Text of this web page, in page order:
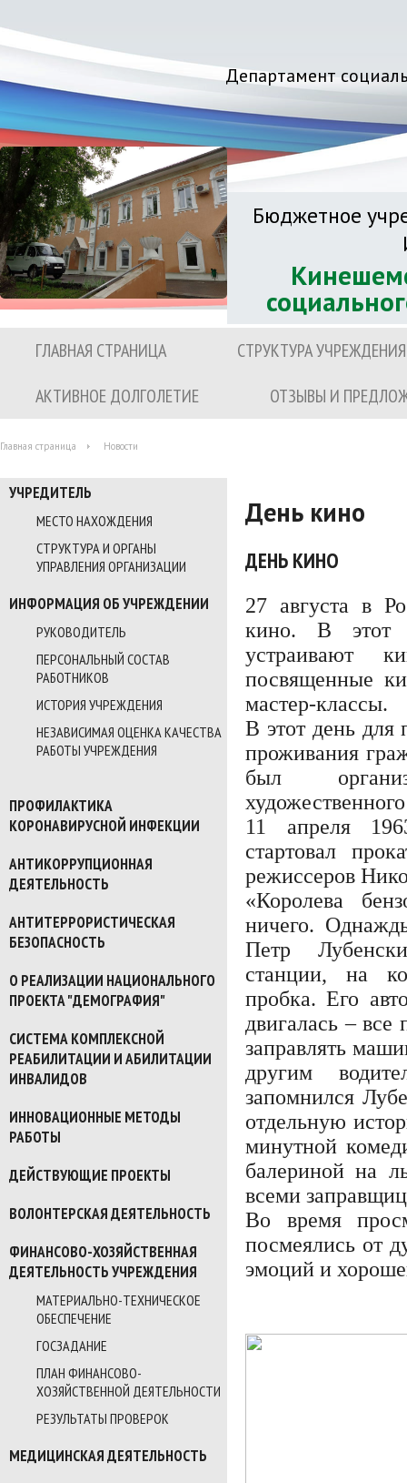
Департамент
Бюджетное
ГЛАВНАЯ СТРАНИЦА
СТРУКТУРА УЧРЕЖДЕНИЯ
АКТИВНОЕ ДОЛГОЛЕТИЕ
ОТЗЫВЫ И
Главная страница Новости
УЧРЕДИТЕЛЬ
МЕСТО НАХОЖДЕНИЯ
СТРУКТУРА И ОРГАНЫ
УПРАВЛЕНИЯ ОРГАНИЗАЦИИ
ИНФОРМАЦИЯ ОБ УЧРЕЖДЕНИИ
РУКОВОДИТЕЛЬ
ПЕРСОНАЛЬНЫЙ СОСТАВ
РАБОТНИКОВ
ИСТОРИЯ УЧРЕЖДЕНИЯ
НЕЗАВИСИМАЯ ОЦЕНКА КАЧЕСТВА
РАБОТЫ УЧРЕЖДЕНИЯ
ПРОФИЛАКТИКА
КОРОНАВИРУСНОЙ ИНФЕКЦИИ
АНТИКОРРУПЦИОННАЯ
ДЕЯТЕЛЬНОСТЬ
АНТИТЕРРОРИСТИЧЕСКАЯ
БЕЗОПАСНОСТЬ
О РЕАЛИЗАЦИИ НАЦИОНАЛЬНОГО
ПРОЕКТА "ДЕМОГРАФИЯ"
СИСТЕМА КОМПЛЕКСНОЙ
РЕАБИЛИТАЦИИ И АБИЛИТАЦИИ
ИНВАЛИДОВ
ИННОВАЦИОННЫЕ МЕТОДЫ
РАБОТЫ
ДЕЙСТВУЮЩИЕ ПРОЕКТЫ
ВОЛОНТЕРСКАЯ ДЕЯТЕЛЬНОСТЬ
ФИНАНСОВО-ХОЗЯЙСТВЕННАЯ
ДЕЯТЕЛЬНОСТЬ УЧРЕЖДЕНИЯ
МАТЕРИАЛЬНО-ТЕХНИЧЕСКОЕ
ОБЕСПЕЧЕНИЕ
ГОСЗАДАНИЕ
ПЛАН ФИНАНСОВО-
ХОЗЯЙСТВЕННОЙ ДЕЯТЕЛЬНОСТИ
РЕЗУЛЬТАТЫ ПРОВЕРОК
МЕДИЦИНСКАЯ ДЕЯТЕЛЬНОСТЬ
День кино
ДЕНЬ КИНО
27 августа в
кино. В этот
устраивают
посвященные
мастер-классы.
В этот день для
проживания
был
11 апреля
стартовал
режиссеров
«Королева
ничего.
Петр
станции, на
пробка. Его
двигалась –
заправлять
другим
запомнился
отдельную
минутной
балериной на
всеми
Во время
посмеялись от
эмоций и